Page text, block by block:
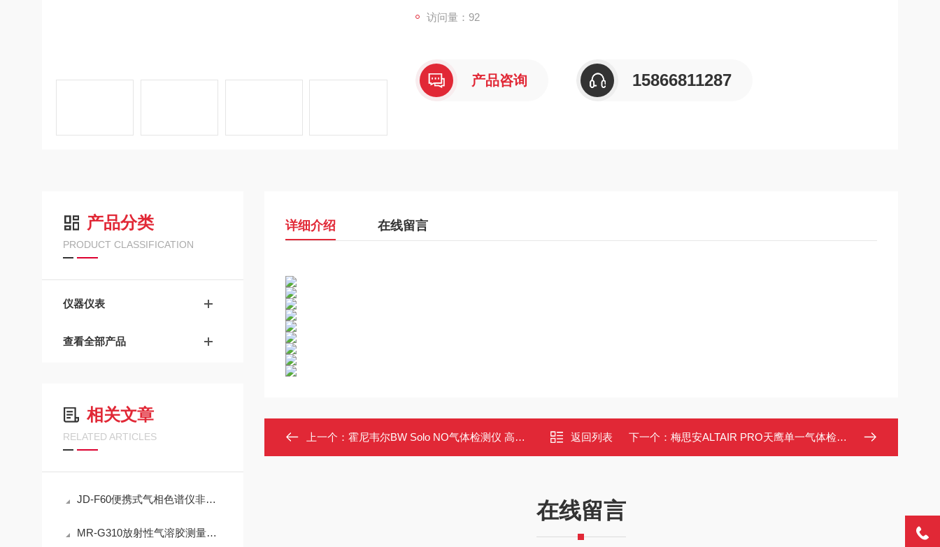
访问量：92
产品咨询 15866811287
产品分类
PRODUCT CLASSIFICATION
仪器仪表
查看全部产品
相关文章
RELATED ARTICLES
JD-F60便携式气相色谱仪非甲烷总烃现场快速检测技术方案
MR-G310放射性气溶胶测量仪：IP65防护与-40℃~+50℃宽温工作能力
详细介绍 在线留言
上一个： 霍尼韦尔BW Solo NO气体检测仪 高精度 无线蓝牙 防爆认证 返回列表 下一个： 梅思安ALTAIR PRO天鹰单一气体检测仪 小巧坚固IP67防护 声光震报警
在线留言